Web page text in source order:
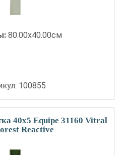
80.00x40.00см
100855
40x5 Equipe 31160 Vitral
Reactive